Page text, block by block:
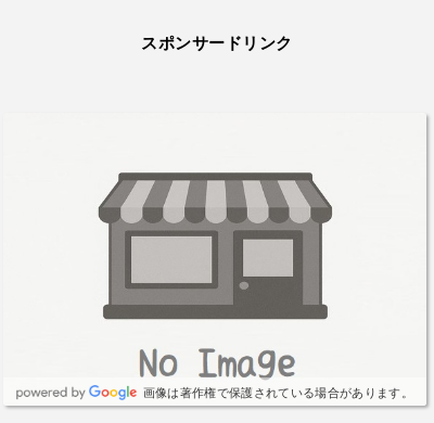
スポンサードリンク
画像は著作権で保護されている場合があります。